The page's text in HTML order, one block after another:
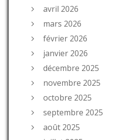
avril 2026
mars 2026
février 2026
janvier 2026
décembre 2025
novembre 2025
octobre 2025
septembre 2025
août 2025